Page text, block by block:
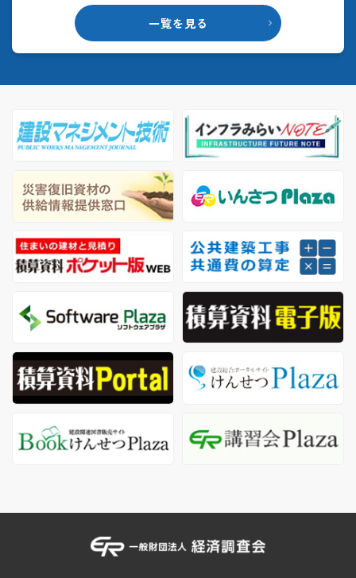
一覧を見る